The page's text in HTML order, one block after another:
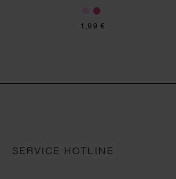
1,99 €
SERVICE HOTLINE